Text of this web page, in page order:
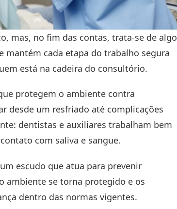
mas, no fim das contas, trata-se de algo
mantém cada etapa do trabalho segura
está na cadeira do consultório.
protegem o ambiente contra
desde um resfriado até complicações
dentistas e auxiliares trabalham bem
com saliva e sangue.
escudo que atua para prevenir
ambiente se torna protegido e os
dentro das normas vigentes.